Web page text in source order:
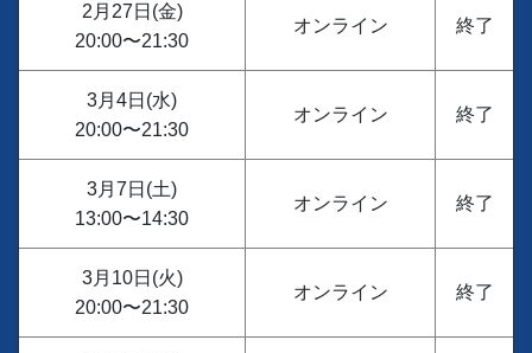
2月27日(金)
20:00〜21:30
オンライン 終了
3月4日(水)
20:00〜21:30
オンライン 終了
3月7日(土)
13:00〜14:30
オンライン 終了
3月10日(火)
20:00〜21:30
オンライン 終了